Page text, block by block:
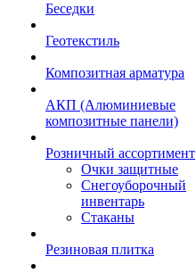
Беседки
Геотекстиль
Композитная арматура
АКП (Алюминиевые
композитные панели)
Розничный ассортимент
Очки защитные
Снегоуборочный
инвентарь
Стаканы
Резиновая плитка